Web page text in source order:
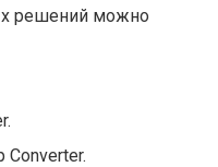
решений можно
Converter.